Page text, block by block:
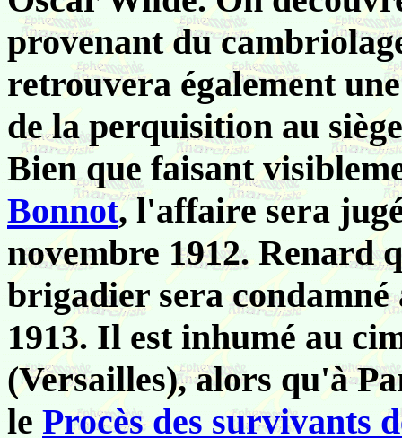
provenant du
retrouvera également
de la perquisition au
Bien que faisant
Bonnot, l'affaire sera
novembre 1912. Renard
brigadier sera
1913. Il est inhumé au
(Versailles), alors qu'à
le Procès des survivants